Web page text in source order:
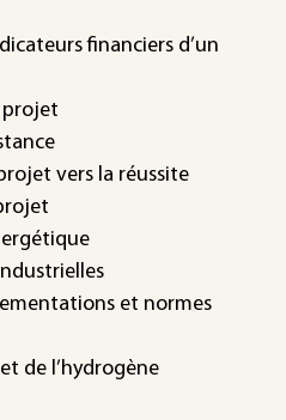
financiers d’un
projet
vers la réussite
et normes
de l’hydrogène